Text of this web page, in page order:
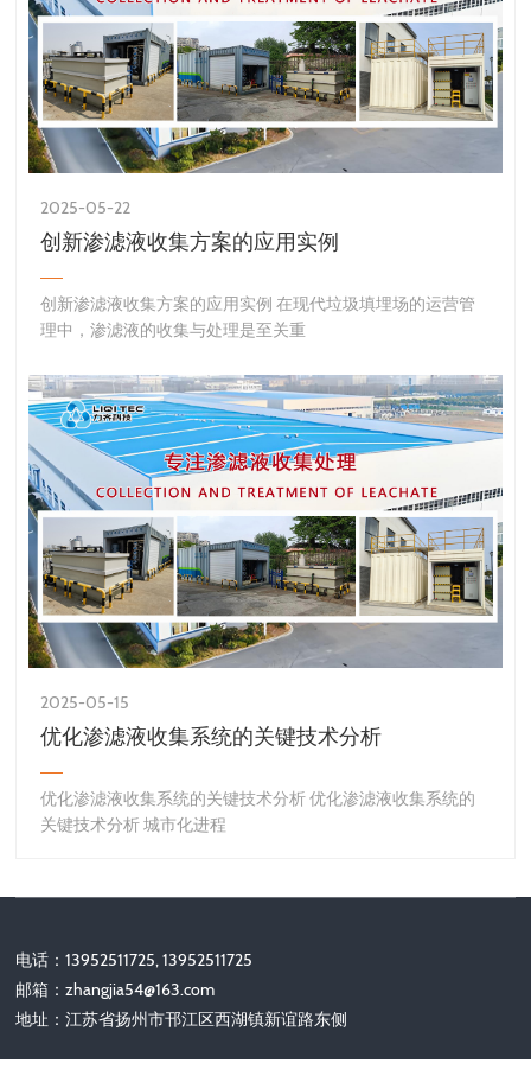
2025-05-22
创新渗滤液收集方案的应用实例
创新渗滤液收集方案的应用实例 在现代垃圾填埋场的运营管
理中，渗滤液的收集与处理是至关重
2025-05-15
优化渗滤液收集系统的关键技术分析
优化渗滤液收集系统的关键技术分析 优化渗滤液收集系统的
关键技术分析 城市化进程
电话：13952511725, 13952511725
邮箱：zhangjia54@163.com
地址：江苏省扬州市邗江区西湖镇新谊路东侧